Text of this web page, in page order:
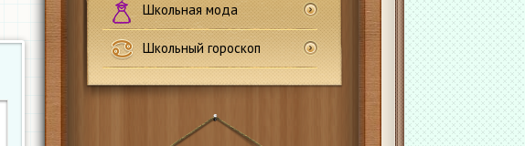
Школьная мода
Школьный гороскоп